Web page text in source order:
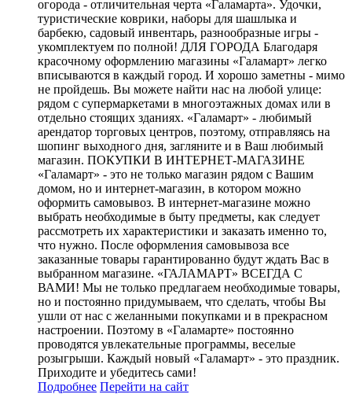
огорода - отличительная черта «Галамарта». Удочки,
туристические коврики, наборы для шашлыка и
барбекю, садовый инвентарь, разнообразные игры -
укомплектуем по полной! ДЛЯ ГОРОДА Благодаря
красочному оформлению магазины «Галамарт» легко
вписываются в каждый город. И хорошо заметны - мимо
не пройдешь. Вы можете найти нас на любой улице:
рядом с супермаркетами в многоэтажных домах или в
отдельно стоящих зданиях. «Галамарт» - любимый
арендатор торговых центров, поэтому, отправляясь на
шопинг выходного дня, загляните и в Ваш любимый
магазин. ПОКУПКИ В ИНТЕРНЕТ-МАГАЗИНЕ
«Галамарт» - это не только магазин рядом с Вашим
домом, но и интернет-магазин, в котором можно
оформить самовывоз. В интернет-магазине можно
выбрать необходимые в быту предметы, как следует
рассмотреть их характеристики и заказать именно то,
что нужно. После оформления самовывоза все
заказанные товары гарантированно будут ждать Вас в
выбранном магазине. «ГАЛАМАРТ» ВСЕГДА С
ВАМИ! Мы не только предлагаем необходимые товары,
но и постоянно придумываем, что сделать, чтобы Вы
ушли от нас с желанными покупками и в прекрасном
настроении. Поэтому в «Галамарте» постоянно
проводятся увлекательные программы, веселые
розыгрыши. Каждый новый «Галамарт» - это праздник.
Приходите и убедитесь сами!
Подробнее Перейти на сайт